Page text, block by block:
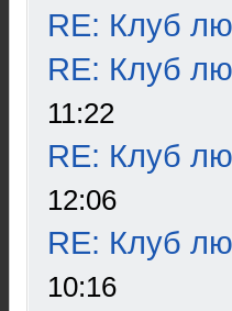
RE: Клуб
RE: Клуб
11:22
RE: Клуб
12:06
RE: Клуб
10:16